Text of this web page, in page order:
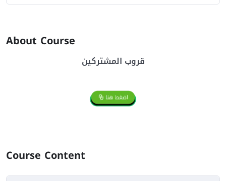
About Course
قروب المشتركين
Course Content